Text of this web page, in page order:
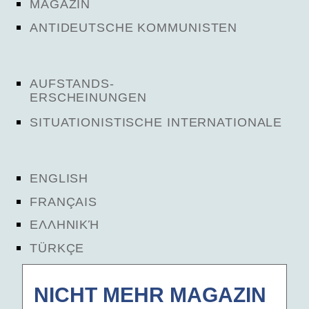
MAGAZIN
ANTIDEUTSCHE KOMMUNISTEN
AUFSTANDS-
ERSCHEINUNGEN
SITUATIONISTISCHE INTERNATIONALE
ENGLISH
FRANÇAIS
ΕΛΛΗΝΙΚΉ
TÜRKÇE
NICHT MEHR MAGAZIN